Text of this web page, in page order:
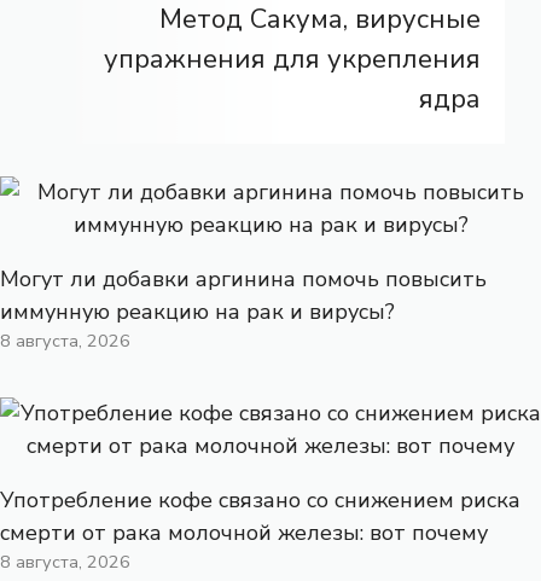
Метод Сакума, вирусные
упражнения для укрепления
ядра
Могут ли добавки аргинина помочь повысить
иммунную реакцию на рак и вирусы?
8 августа, 2026
Употребление кофе связано со снижением риска
смерти от рака молочной железы: вот почему
8 августа, 2026